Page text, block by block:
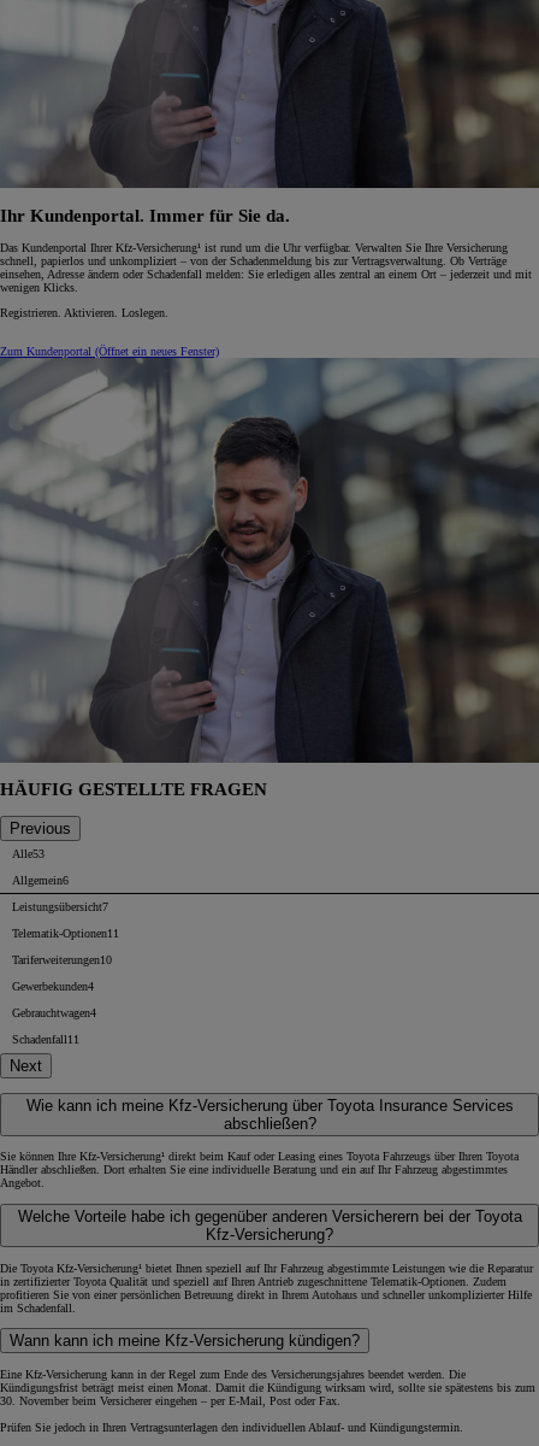
Ihr Kundenportal. Immer für Sie da.
Das Kundenportal Ihrer Kfz-Versicherung¹ ist rund um die Uhr verfügbar. Verwalten Sie Ihre Versicherung
schnell, papierlos und unkompliziert – von der Schadenmeldung bis zur Vertragsverwaltung. Ob Verträge
einsehen, Adresse ändern oder Schadenfall melden: Sie erledigen alles zentral an einem Ort – jederzeit und mit
wenigen Klicks.
Registrieren. Aktivieren. Loslegen.
Zum Kundenportal (Öffnet ein neues Fenster)
HÄUFIG GESTELLTE FRAGEN
Previous
Alle53
Allgemein6
Leistungsübersicht7
Telematik-Optionen11
Tariferweiterungen10
Gewerbekunden4
Gebrauchtwagen4
Schadenfall11
Next
Wie kann ich meine Kfz-Versicherung über Toyota Insurance Services
abschließen?
Sie können Ihre Kfz-Versicherung¹ direkt beim Kauf oder Leasing eines Toyota Fahrzeugs über Ihren Toyota
Händler abschließen. Dort erhalten Sie eine individuelle Beratung und ein auf Ihr Fahrzeug abgestimmtes
Angebot.
Welche Vorteile habe ich gegenüber anderen Versicherern bei der Toyota
Kfz-Versicherung?
Die Toyota Kfz-Versicherung¹ bietet Ihnen speziell auf Ihr Fahrzeug abgestimmte Leistungen wie die Reparatur
in zertifizierter Toyota Qualität und speziell auf Ihren Antrieb zugeschnittene Telematik-Optionen. Zudem
profitieren Sie von einer persönlichen Betreuung direkt in Ihrem Autohaus und schneller unkomplizierter Hilfe
im Schadenfall.
Wann kann ich meine Kfz-Versicherung kündigen?
Eine Kfz-Versicherung kann in der Regel zum Ende des Versicherungsjahres beendet werden. Die
Kündigungsfrist beträgt meist einen Monat. Damit die Kündigung wirksam wird, sollte sie spätestens bis zum
30. November beim Versicherer eingehen – per E-Mail, Post oder Fax.
Prüfen Sie jedoch in Ihren Vertragsunterlagen den individuellen Ablauf- und Kündigungstermin.